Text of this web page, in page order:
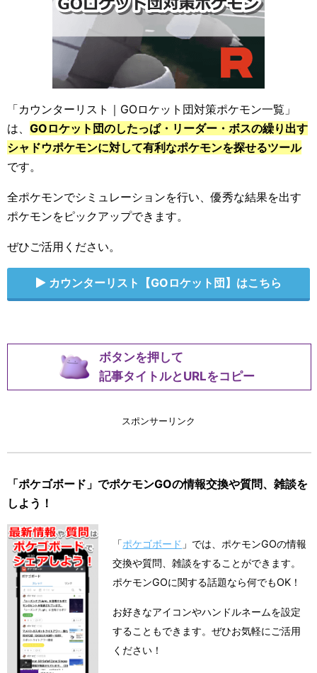
「カウンターリスト｜GOロケット団対策ポケモン一覧」
は、 GOロケット団のしたっぱ・リーダー・ボスの繰り出す
シャドウポケモンに対して有利なポケモンを探せるツール
です。
全ポケモンでシミュレーションを行い、優秀な結果を出す
ポケモンをピックアップできます。
ぜひご活用ください。
カウンターリスト【GOロケット団】はこちら
ボタンを押して
記事タイトルとURLをコピー
スポンサーリンク
「ポケゴボード」でポケモンGOの情報交換や質問、雑談を
しよう！
「ポケゴボード 」では、ポケモンGOの情報
交換や質問、雑談をすることができます。
ポケモンGOに関する話題なら何でもOK！
お好きなアイコンやハンドルネームを設定
することもできます。ぜひお気軽にご活用
ください！